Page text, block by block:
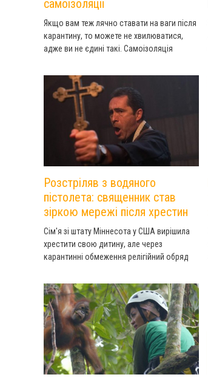
самоізоляції
Якщо вам теж лячно ставати на ваги після
карантину, то можете не хвилюватися,
адже ви не єдині такі. Самоізоляція
набором зайвої ваги. Але що ж є
причиною того, що ви перестали влазити
в улюблені джинси? Розберімось.
Розстріляв з водяного
пістолета: священник став
зіркою мережі після хрестин
Сім'я зі штату Міннесота у США вирішила
хрестити свою дитину, але через
карантинні обмеження релігійний обряд
соціального дистанціювання. Власне,
після таких незвичайних хрестин
священник став зіркою мережі.